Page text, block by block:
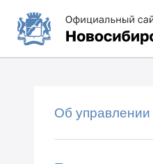
Об управлении